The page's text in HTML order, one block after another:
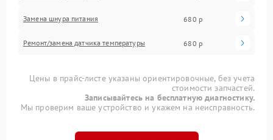
Замена шнура питания 680 р
Ремонт/замена датчика температуры 680 р
Цены в прайс-листе указаны ориентировочные, без учета
стоимости запчастей.
Записывайтесь на бесплатную диагностику.
Мы проверим ваше устройство и укажем на неисправность.